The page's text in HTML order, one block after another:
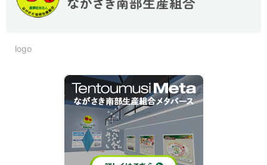
logo